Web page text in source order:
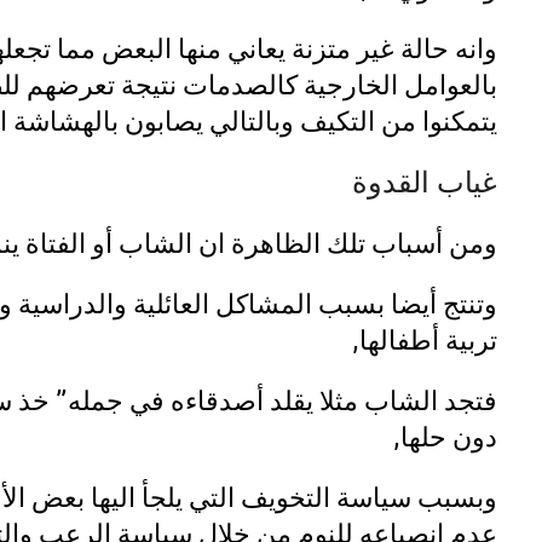
وانه حالة غير متزنة يعاني منها البعض مما
بالعوامل الخارجية كالصدمات نتيجة تعرضهم
يتمكنوا من التكيف وبالتالي يصابون بالهشاشة
غياب القدوة
ومن أسباب تلك الظاهرة ان الشاب أو الفتاة
وتنتج أيضا بسبب المشاكل العائلية
تربية أطفالها,
فتجد الشاب مثلا يقلد أصدقاءه في جمله”
دون حلها,
وبسبب سياسة التخويف التي يلجأ اليها بعض
عدم انصياعه للنوم من خلال سياسة الرعب